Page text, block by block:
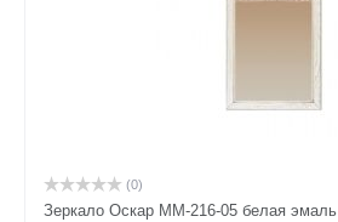
(0)
Зеркало Оскар ММ-216-05 белая эмаль